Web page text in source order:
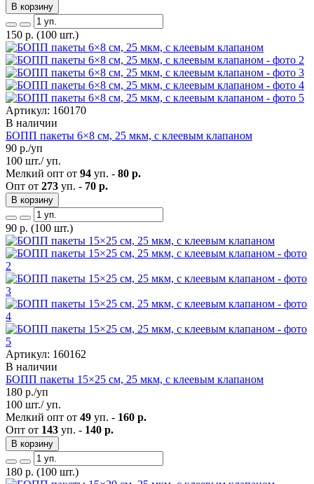
В корзину
150 р. (100 шт.)
Артикул: 160170
В наличии
БОПП пакеты 6×8 см, 25 мкм, с клеевым клапаном
90 р./уп
100 шт./ уп.
Мелкий опт от 94 уп. - 80 р.
Опт от 273 уп. - 70 р.
В корзину
90 р. (100 шт.)
Артикул: 160162
В наличии
БОПП пакеты 15×25 см, 25 мкм, с клеевым клапаном
180 р./уп
100 шт./ уп.
Мелкий опт от 49 уп. - 160 р.
Опт от 143 уп. - 140 р.
В корзину
180 р. (100 шт.)